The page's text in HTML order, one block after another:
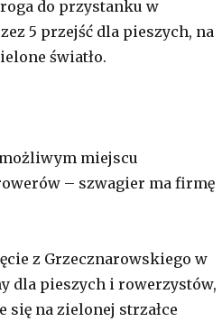
do przystanku w
5 przejść dla pieszych, na
światło.
miejscu
– szwagier ma firmę
z Grzecznarowskiego w
dla pieszych i rowerzystów,
na zielonej strzałce